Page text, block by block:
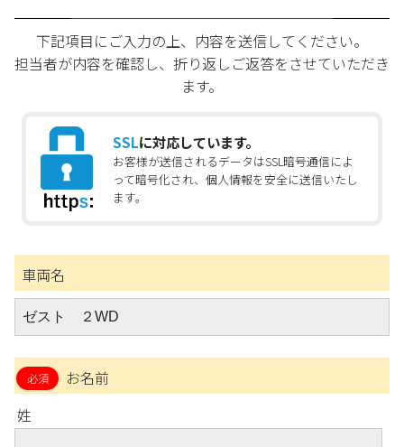
下記項目にご入力の上、内容を送信してください。
担当者が内容を確認し、折り返しご返答をさせていただき
ます。
SSLに対応しています。
お客様が送信されるデータはSSL暗号通信によ
って暗号化され、個人情報を安全に送信いたし
ます。
車両名
お名前
姓